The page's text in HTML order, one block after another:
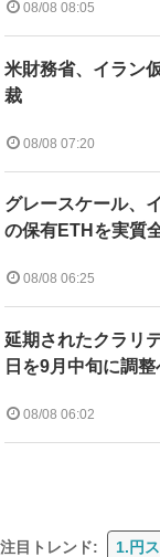
08/08 08:05
米財務省、イラン
裁
08/08 07:20
グレースケール、
の保有ETHを実質
08/08 06:25
延期されたクラリ
日を9月中旬に調整
08/08 06:02
注目トレンド: 1.円